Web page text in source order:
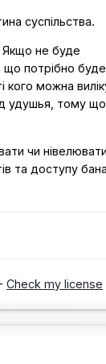
суспільства.
Якщо не буде
що потрібно буде
можна
удушья, тому що
чи
та доступу
Check my license